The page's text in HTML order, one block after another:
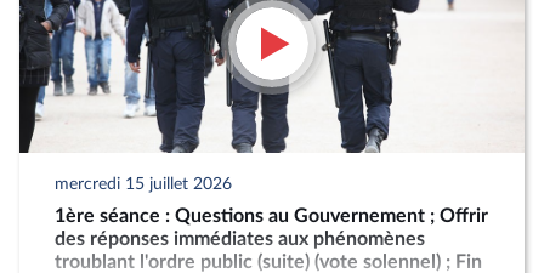
mercredi 15 juillet 2026
1ère séance : Questions au Gouvernement ; Offrir
des réponses immédiates aux phénomènes
troublant l'ordre public (suite) (vote solennel) ; Fin